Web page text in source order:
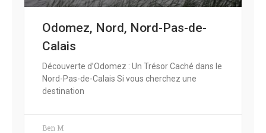
Odomez, Nord, Nord-Pas-de-
Calais
Découverte d’Odomez : Un Trésor Caché dans le
Nord-Pas-de-Calais Si vous cherchez une
destination
Ben M